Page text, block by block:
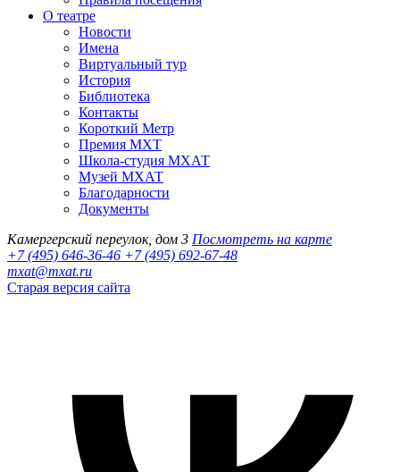
О театре
Новости
Имена
Виртуальный тур
История
Библиотека
Контакты
Короткий Метр
Премия МХТ
Школа-студия МХАТ
Музей МХАТ
Благодарности
Документы
Камергерский переулок, дом 3 Посмотреть на карте
+7 (495) 646-36-46 +7 (495) 692-67-48‬
mxat@mxat.ru
Старая версия сайта